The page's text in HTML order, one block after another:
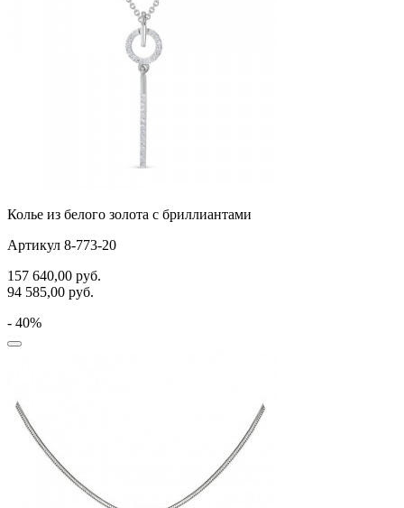
Колье из белого золота с бриллиантами
Артикул 8-773-20
157 640,00 руб.
94 585,00 руб.
- 40%